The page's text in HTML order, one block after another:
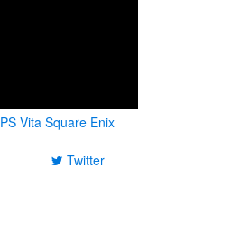
PS Vita Square Enix
Twitter